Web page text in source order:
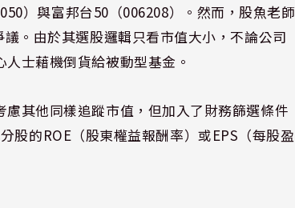
）與富邦台50（006208）。然而，股魚老師
。由於其選股邏輯只看市值大小，不論公司
士藉機倒貨給被動型基金。
其他同樣追蹤市值，但加入了財務篩選條件
股的ROE（股東權益報酬率）或EPS（每股盈